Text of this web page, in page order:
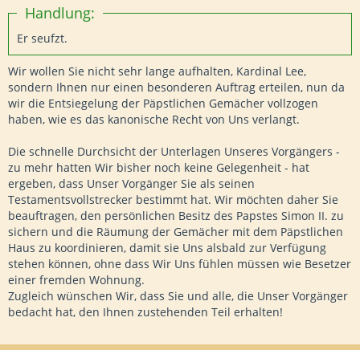
Handlung:
Er seufzt.
Wir wollen Sie nicht sehr lange aufhalten, Kardinal Lee,
sondern Ihnen nur einen besonderen Auftrag erteilen, nun da
wir die Entsiegelung der Päpstlichen Gemächer vollzogen
haben, wie es das kanonische Recht von Uns verlangt.
Die schnelle Durchsicht der Unterlagen Unseres Vorgängers -
zu mehr hatten Wir bisher noch keine Gelegenheit - hat
ergeben, dass Unser Vorgänger Sie als seinen
Testamentsvollstrecker bestimmt hat. Wir möchten daher Sie
beauftragen, den persönlichen Besitz des Papstes Simon II. zu
sichern und die Räumung der Gemächer mit dem Päpstlichen
Haus zu koordinieren, damit sie Uns alsbald zur Verfügung
stehen können, ohne dass Wir Uns fühlen müssen wie Besetzer
einer fremden Wohnung.
Zugleich wünschen Wir, dass Sie und alle, die Unser Vorgänger
bedacht hat, den Ihnen zustehenden Teil erhalten!